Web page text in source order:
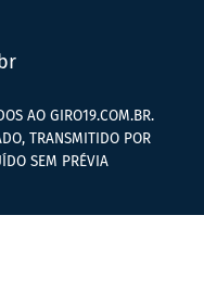
AO GIRO19.COM.BR.
TRANSMITIDO POR
SEM PRÉVIA